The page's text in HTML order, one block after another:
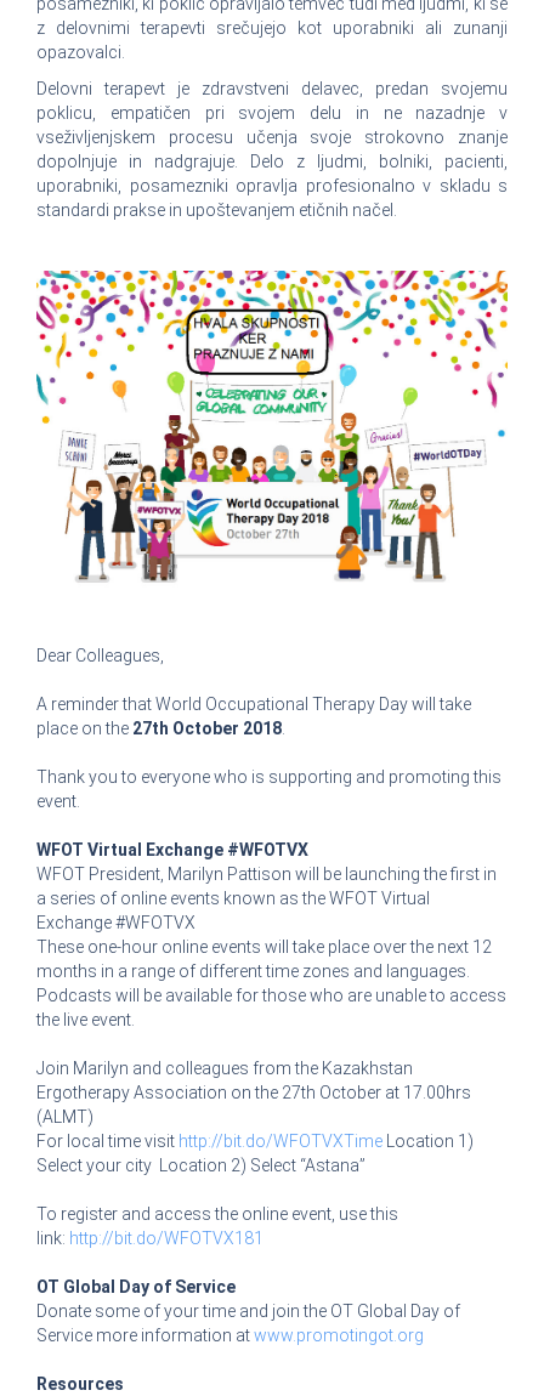
z delovnimi terapevti srečujejo kot uporabniki ali zunanji
opazovalci.
Delovni terapevt je zdravstveni delavec, predan svojemu
poklicu, empatičen pri svojem delu in ne nazadnje v
vseživljenjskem procesu učenja svoje strokovno znanje
dopolnjuje in nadgrajuje. Delo z ljudmi, bolniki, pacienti,
uporabniki, posamezniki opravlja profesionalno v skladu s
standardi prakse in upoštevanjem etičnih načel.
Dear Colleagues,
A reminder that World Occupational Therapy Day will take
place on the 27th October 2018.
Thank you to everyone who is supporting and promoting this
event.
WFOT Virtual Exchange #WFOTVX
WFOT President, Marilyn Pattison will be launching the first in
a series of online events known as the WFOT Virtual
Exchange #WFOTVX
These one-hour online events will take place over the next 12
months in a range of different time zones and languages.
Podcasts will be available for those who are unable to access
the live event.
Join Marilyn and colleagues from the Kazakhstan
Ergotherapy Association on the 27th October at 17.00hrs
(ALMT)
For local time visit http://bit.do/WFOTVXTime Location 1)
Select your city Location 2) Select “Astana”
To register and access the online event, use this
link: http://bit.do/WFOTVX181
OT Global Day of Service
Donate some of your time and join the OT Global Day of
Service more information atwww.promotingot.org
Resources